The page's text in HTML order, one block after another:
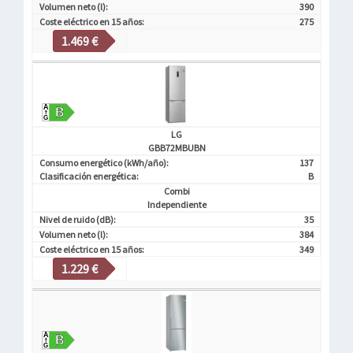
Volumen neto (l):
390
Coste eléctrico en 15 años:
275
1.469 €
LG
GBB72MBUBN
Consumo energético (kWh/año):
137
Clasificación energética:
B
Combi
Independiente
Nivel de ruido (dB):
35
Volumen neto (l):
384
Coste eléctrico en 15 años:
349
1.229 €